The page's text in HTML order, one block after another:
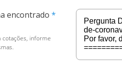
encontrado
cotações, informe